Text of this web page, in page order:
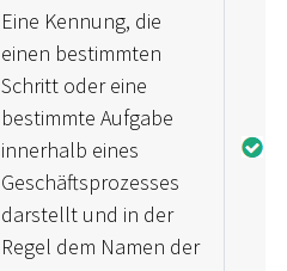
Eine Kennung, die
einen bestimmten
Schritt oder eine
bestimmte Aufgabe
innerhalb eines
Geschäftsprozesses
darstellt und in der
Regel dem Namen der